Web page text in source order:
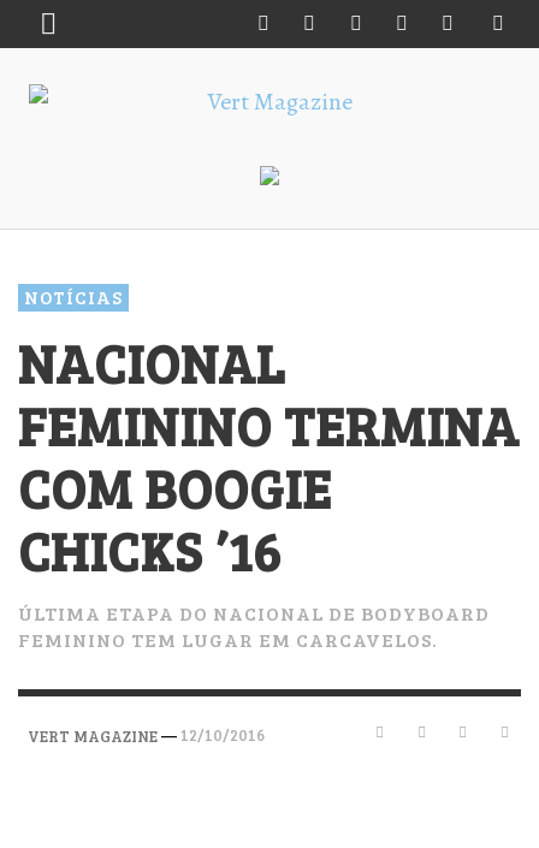
NOTÍCIAS
NACIONAL
FEMININO TERMINA
COM BOOGIE
CHICKS ’16
ÚLTIMA ETAPA DO NACIONAL DE BODYBOARD
FEMININO TEM LUGAR EM CARCAVELOS.
VERT MAGAZINE— 12/10/2016